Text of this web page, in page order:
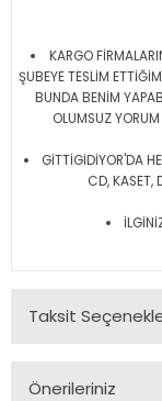
KARGO
ŞUBEYE TESLİM
BUNDA BENİM
OLUMSUZ
GİTTİGİDİYOR'DA
CD, KASET,
Taksit
Önerileriniz